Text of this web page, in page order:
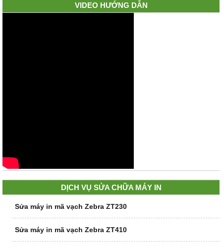
VIDEO HƯỚNG DẪN
DỊCH VỤ SỬA CHỮA MÁY IN
Sửa máy in mã vạch Zebra ZT230
Sửa máy in mã vạch Zebra ZT410